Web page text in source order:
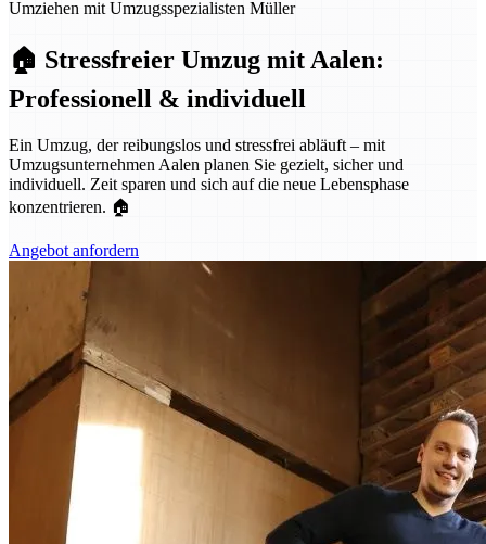
Umziehen mit Umzugsspezialisten Müller
🏠 Stressfreier Umzug mit Aalen:
Professionell & individuell
Ein Umzug, der reibungslos und stressfrei abläuft – mit
Umzugsunternehmen Aalen planen Sie gezielt, sicher und
individuell. Zeit sparen und sich auf die neue Lebensphase
konzentrieren. 🏠
Angebot anfordern